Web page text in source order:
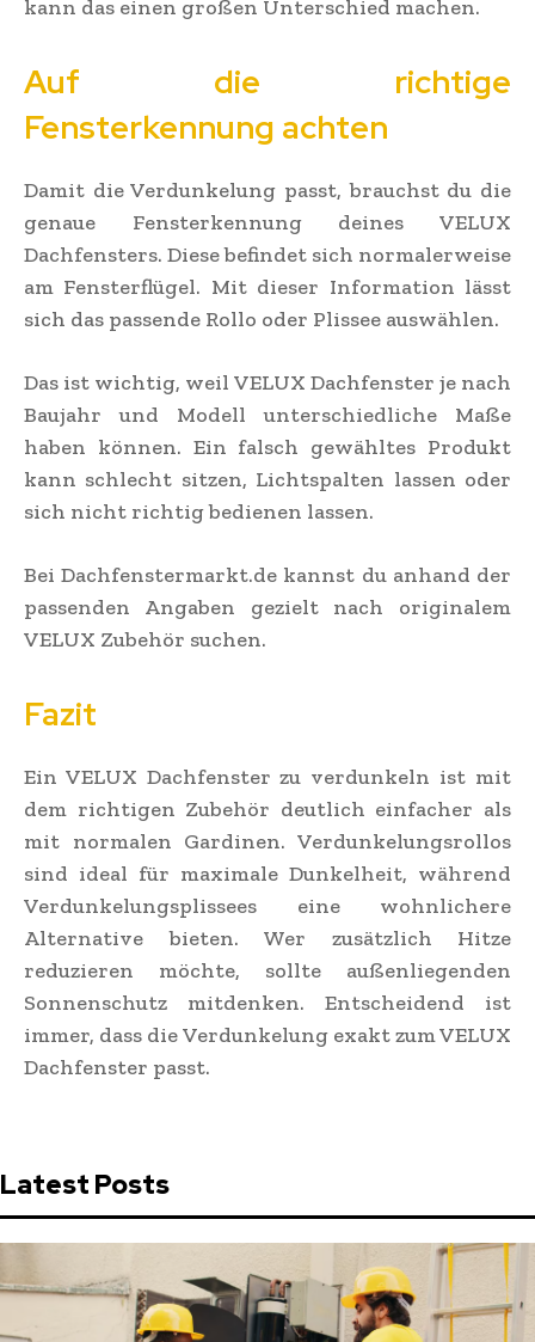
kann das einen großen Unterschied machen.
Auf die richtige
Fensterkennung achten
Damit die Verdunkelung passt, brauchst du die
genaue Fensterkennung deines VELUX
Dachfensters. Diese befindet sich normalerweise
am Fensterflügel. Mit dieser Information lässt
sich das passende Rollo oder Plissee auswählen.
Das ist wichtig, weil VELUX Dachfenster je nach
Baujahr und Modell unterschiedliche Maße
haben können. Ein falsch gewähltes Produkt
kann schlecht sitzen, Lichtspalten lassen oder
sich nicht richtig bedienen lassen.
Bei Dachfenstermarkt.de kannst du anhand der
passenden Angaben gezielt nach originalem
VELUX Zubehör suchen.
Fazit
Ein VELUX Dachfenster zu verdunkeln ist mit
dem richtigen Zubehör deutlich einfacher als
mit normalen Gardinen. Verdunkelungsrollos
sind ideal für maximale Dunkelheit, während
Verdunkelungsplissees eine wohnlichere
Alternative bieten. Wer zusätzlich Hitze
reduzieren möchte, sollte außenliegenden
Sonnenschutz mitdenken. Entscheidend ist
immer, dass die Verdunkelung exakt zum VELUX
Dachfenster passt.
Latest Posts